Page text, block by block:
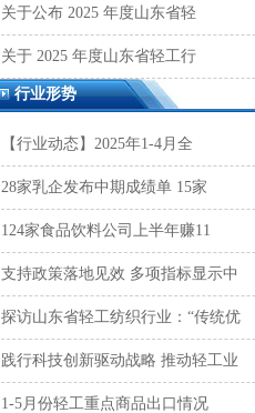
关于公布 2025 年度山东省轻
关于 2025 年度山东省轻工行
行业形势
【行业动态】2025年1-4月全
28家乳企发布中期成绩单 15家
124家食品饮料公司上半年赚11
支持政策落地见效 多项指标显示中
探访山东省轻工纺织行业：“传统优
践行科技创新驱动战略 推动轻工业
1-5月份轻工重点商品出口情况